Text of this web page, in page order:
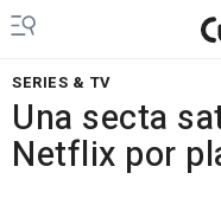
SERIES & TV
Una secta
Netflix por